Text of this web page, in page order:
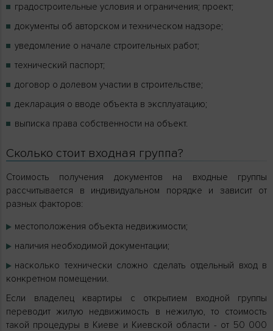
градостроительные условия и ограничения; проект;
документы об авторском и техническом надзоре;
уведомление о начале строительных работ;
технический паспорт;
договор о долевом участии в строительстве;
декларация о вводе объекта в эксплуатацию;
выписка права собственности на объект.
Сколько стоит входная группа?
Стоимость получения документов на входные группы
рассчитывается в индивидуальном порядке и зависит от
разных факторов:
местоположения объекта недвижимости;
наличия необходимой документации;
насколько технически сложно сделать отдельный вход в
конкретном помещении.
Если владелец квартиры с открытием входной группы
переводит жилую недвижимость в нежилую, то стоимость
такой процедуры в Киеве и Киевской области - от 50 000